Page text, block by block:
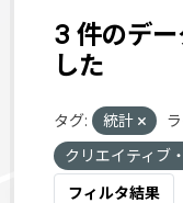
3 件のデ
した
タグ: 統計
クリエイティブ
フィルタ結果